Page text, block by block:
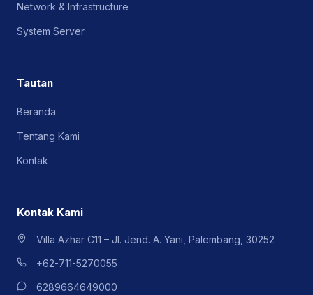
Network & Infrastructure
System Server
Tautan
Beranda
Tentang Kami
Kontak
Kontak Kami
Villa Azhar C11 – Jl. Jend. A. Yani, Palembang, 30252
+62-711-5270055
6289664649000